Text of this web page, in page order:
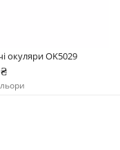
окуляри OK5029